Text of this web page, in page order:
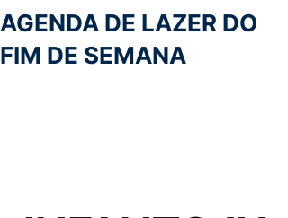
AGENDA DE LAZER DO
FIM DE SEMANA